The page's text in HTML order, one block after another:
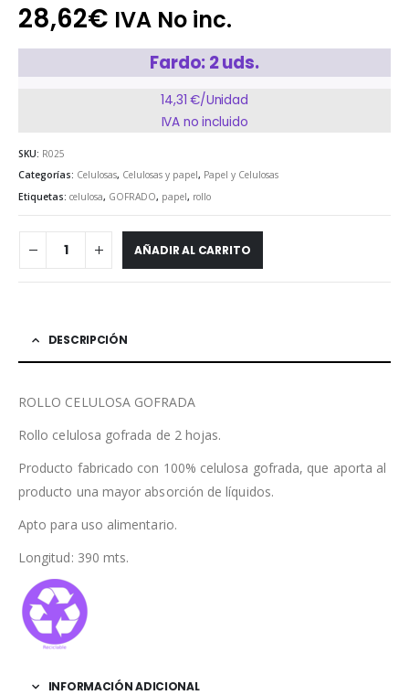
28,62€ IVA No inc.
Fardo: 2 uds.
14,31 €/Unidad
IVA no incluido
SKU: R025
Categorías: Celulosas, Celulosas y papel, Papel y Celulosas
Etiquetas: celulosa, GOFRADO, papel, rollo
AÑADIR AL CARRITO
DESCRIPCIÓN
ROLLO CELULOSA GOFRADA
Rollo celulosa gofrada de 2 hojas.
Producto fabricado con 100% celulosa gofrada, que aporta al
producto una mayor absorción de líquidos.
Apto para uso alimentario.
Longitud: 390 mts.
INFORMACIÓN ADICIONAL